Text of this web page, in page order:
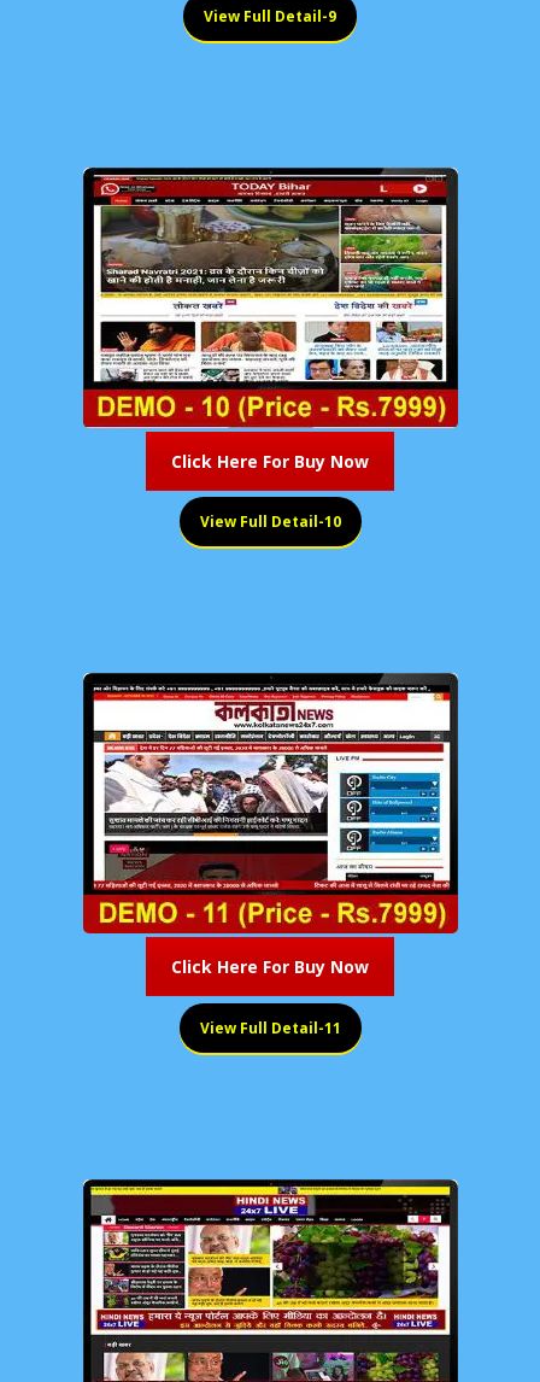
View Full Detail-9
Click Here For Buy Now
View Full Detail-10
Click Here For Buy Now
View Full Detail-11